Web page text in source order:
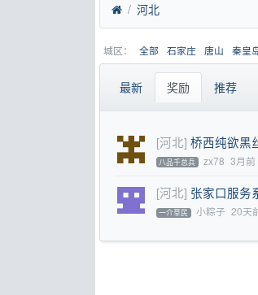
河北
城区： 全部 石家庄 唐山 秦皇
最新 奖励 推荐
[河北] 桥西纯欲黑
八品千总兵 zx78 3月前
[河北] 张家口服务
一介草民 小粽子 20天